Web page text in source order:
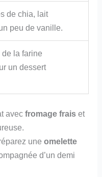
de chia, lait
peu de vanille.
la farine
un dessert
avecfromage frais et
uneomelette
d’un demi